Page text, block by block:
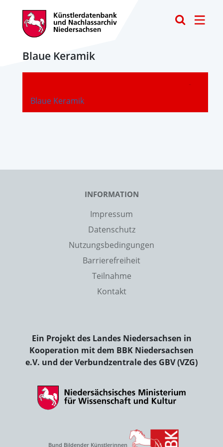
Blaue Keramik
Blaue Keramik
-
INFORMATION
Impressum
Datenschutz
Nutzungsbedingungen
Barrierefreiheit
Teilnahme
Kontakt
Ein Projekt des Landes Niedersachsen in
Kooperation mit dem BBK Niedersachsen
e.V. und der Verbundzentrale des GBV (VZG)
Bund Bildender Künstlerinnen